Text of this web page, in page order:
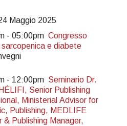
Maggio 2025
- 05:00pm Congresso
e diabete
- 12:00pm Seminario Dr.
Senior Publishing
Ministerial Advisor for
Publishing, MEDLIFE
& Publishing Manager,